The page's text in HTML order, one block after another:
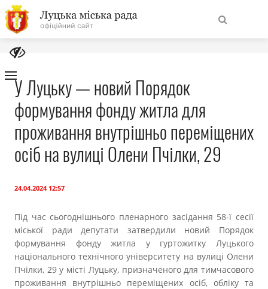
На
головну
Навігація
сайту
Про місто
Міська влада
Бюджет
Публічна інформація
Прозорість влади
У Луцьку — новий Порядок
формування фонду житла для
проживання внутрішньо переміщених
осіб на вулиці Олени Пчілки, 29
24.04.2024 12:57
Під час сьогоднішнього пленарного засідання 58-ї сесії
міської ради депутати затвердили новий Порядок
формування фонду житла у гуртожитку Луцького
національного технічного університету на вулиці Олени
Пчілки, 29 у місті Луцьку, призначеного для тимчасового
проживання внутрішньо переміщених осіб, обліку та